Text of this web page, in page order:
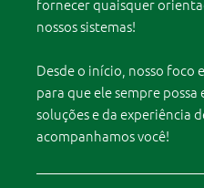
fornecer quaisquer
nossos sistemas!
Desde o início, nosso foco
para que ele sempre
soluções e da experiência
acompanhamos você!